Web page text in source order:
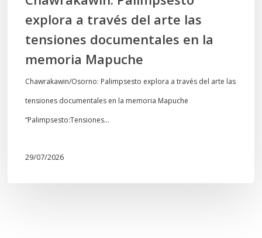
memoria
Mapuche
explora a través del arte las
tensiones documentales en la
memoria Mapuche
Chawrakawin/Osorno: Palimpsesto explora a través del arte las
tensiones documentales en la memoria Mapuche
“Palimpsesto:Tensiones…
29/07/2026